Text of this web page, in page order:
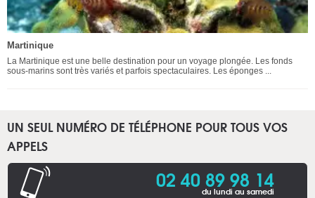
Martinique
La Martinique est une belle destination pour un voyage plongée. Les fonds
sous-marins sont très variés et parfois spectaculaires. Les éponges ...
UN SEUL NUMÉRO DE TÉLÉPHONE POUR TOUS VOS
APPELS
02 40 89 98 14
du lundi au samedi